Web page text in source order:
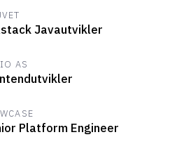
Javautvikler
AS
Platform Engineer